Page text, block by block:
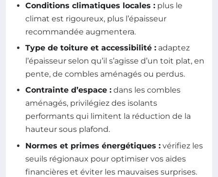
Conditions climatiques locales : plus le
climat est rigoureux, plus l’épaisseur
recommandée augmentera.
Type de toiture et accessibilité : adaptez
l’épaisseur selon qu’il s’agisse d’un toit plat, en
pente, de combles aménagés ou perdus.
Contrainte d’espace : dans les combles
aménagés, privilégiez des isolants
performants qui limitent la réduction de la
hauteur sous plafond.
Normes et primes énergétiques : vérifiez les
seuils régionaux pour optimiser vos aides
financières et éviter les mauvaises surprises.